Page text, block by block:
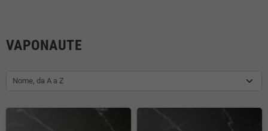
VAPONAUTE
Nome, da A a Z